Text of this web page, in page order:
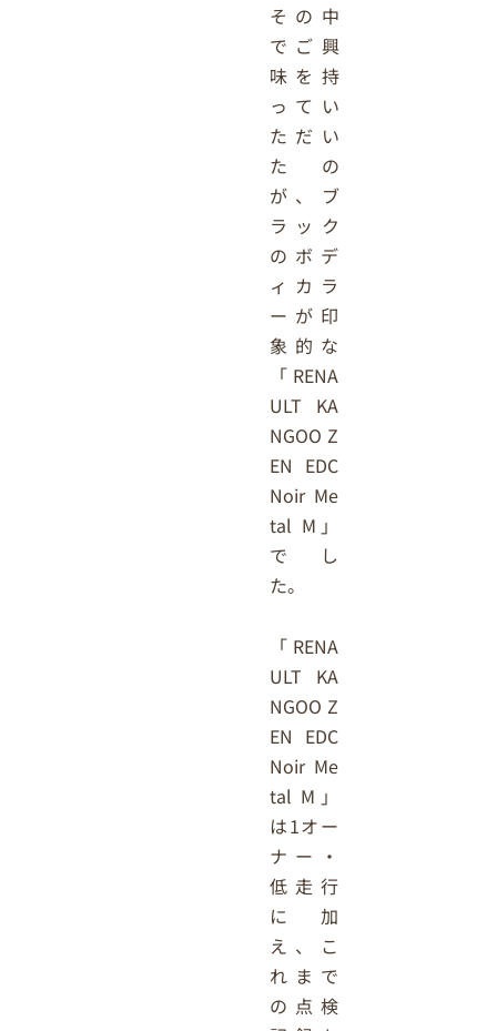
その中
でご興
味を持
ってい
ただい
たの
が、ブ
ラック
のボデ
ィカラ
ーが印
象的な
「RENA
ULT KA
NGOO Z
EN EDC
Noir Me
tal M」
でし
た。
「RENA
ULT KA
NGOO Z
EN EDC
Noir Me
tal M」
は1オー
ナー・
低走行
に加
え、こ
れまで
の点検